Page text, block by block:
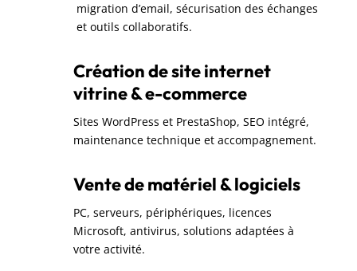
migration d’email, sécurisation des échanges
et outils collaboratifs.
Création de site internet
vitrine & e-commerce
Sites WordPress et PrestaShop, SEO intégré,
maintenance technique et accompagnement.
Vente de matériel & logiciels
PC, serveurs, périphériques, licences
Microsoft, antivirus, solutions adaptées à
votre activité.